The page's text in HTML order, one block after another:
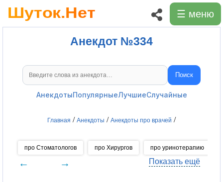
☰ меню
Анекдот №334
Поиск анекдотов Поиск
АнекдотыПопулярныеЛучшиеСлучайные
Главная / Анекдоты / Анекдоты про врачей /
про Стоматологов про Хирургов про уринотерапию
← → Показать ещё